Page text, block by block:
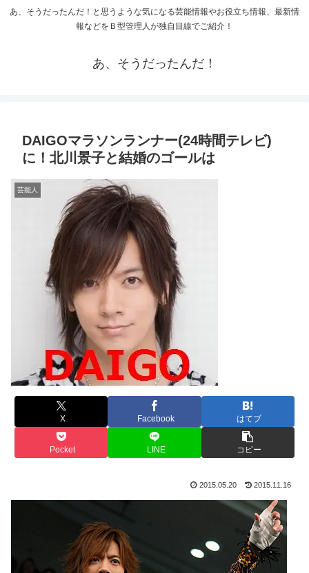
あ、そうだったんだ！と思うような気になる芸能情報やお役立ち情報、最新情
報などをＢ型管理人が独自目線でご紹介！
あ、そうだったんだ！
DAIGOマラソンランナー(24時間テレビ)
に！北川景子と結婚のゴールは
芸能人
X Facebook はてブ
Pocket LINE コピー
2015.05.20 2015.11.16